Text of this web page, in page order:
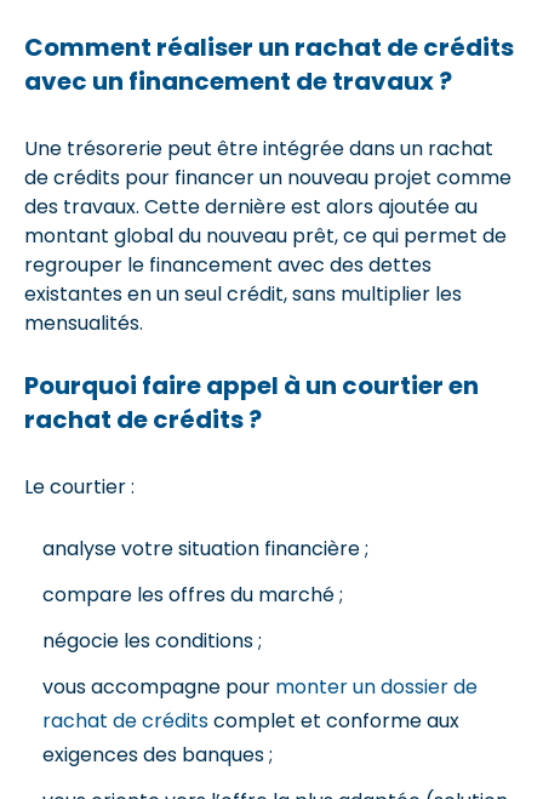
Comment réaliser un rachat de crédits
avec un financement de travaux ?
Une trésorerie peut être intégrée dans un rachat
de crédits pour financer un nouveau projet comme
des travaux. Cette dernière est alors ajoutée au
montant global du nouveau prêt, ce qui permet de
regrouper le financement avec des dettes
existantes en un seul crédit, sans multiplier les
mensualités.
Pourquoi faire appel à un courtier en
rachat de crédits ?
Le courtier :
analyse votre situation financière ;
compare les offres du marché ;
négocie les conditions ;
vous accompagne pour monter un dossier de
rachat de créditscomplet et conforme aux
exigences des banques ;